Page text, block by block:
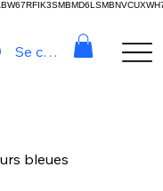
Se connecter
bleues